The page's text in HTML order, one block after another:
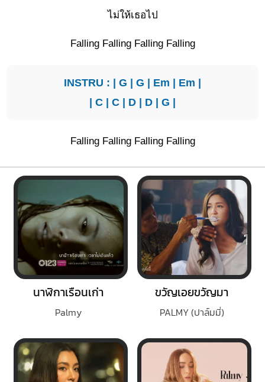
ไม่ให้เธอไป
Falling Falling Falling Falling
INSTRU : | G | G | Em | Em |
| C | C | D | D | G |
Falling Falling Falling Falling
นาฬิกาเรือนเก่า
Palmy
ขวัญเอยขวัญมา
PALMY (ปาล์มมี่)